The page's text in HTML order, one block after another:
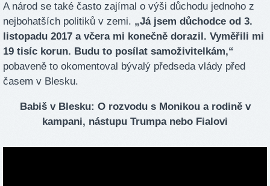
A národ se také často zajímal o výši důchodu jednoho z
nejbohatších politiků v zemi. „Já jsem důchodce od 3.
listopadu 2017 a včera mi konečně dorazil. Vyměřili mi
19 tisíc korun. Budu to posílat samoživitelkám,“
pobaveně to okomentoval bývalý předseda vlády před
časem v Blesku.
Babiš v Blesku: O rozvodu s Monikou a rodině v
kampani, nástupu Trumpa nebo Fialovi